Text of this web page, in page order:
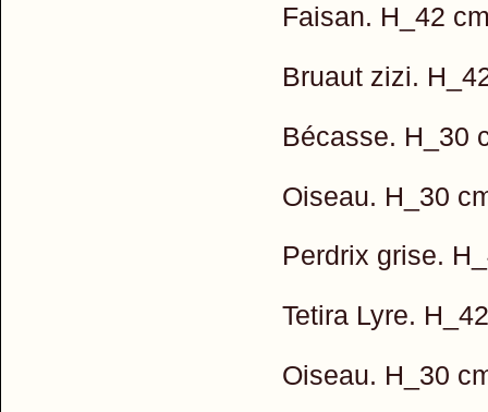
Faisan. H_42
Bruaut zizi.
Bécasse. H_30
Oiseau. H_30
Perdrix grise.
Tetira Lyre.
Oiseau. H_30